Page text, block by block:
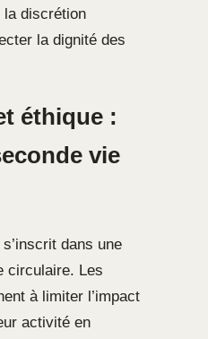
la discrétion
la dignité des
éthique :
vie
dans une
circulaire. Les
à limiter l’impact
activité en